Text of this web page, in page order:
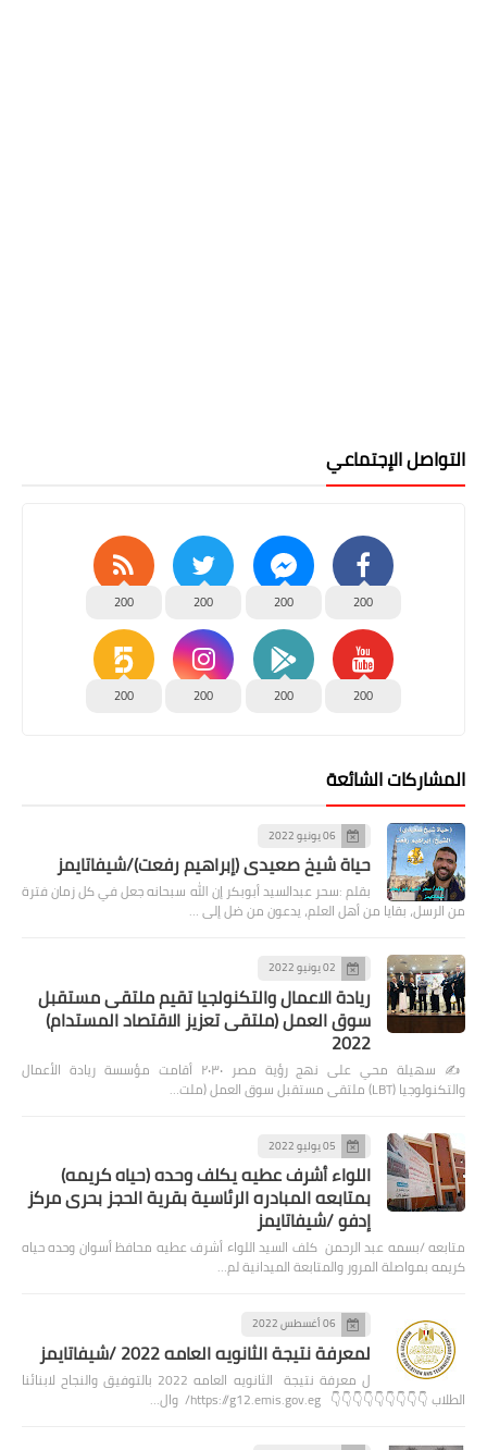
التواصل الإجتماعي
200
200
200
200
200
200
200
200
المشاركات الشائعة
06 يونيو 2022
حياة شيخ صعيدى (إبراهيم رفعت)/شيفاتايمز
بقلم :سحر عبدالسيد أبوبكر إن الله سبحانه جعل في كل زمان فترة
من الرسل، بقايا من أهل العلم، يدعون من ضل إلى …
02 يونيو 2022
ريادة الاعمال والتكنولجيا تقيم ملتقى مستقبل
سوق العمل (ملتقى تعزيز الاقتصاد المستدام)
2022
✍️ سهيلة محي على نهج رؤية مصر ٢٠٣٠ أقامت مؤسسة ريادة الأعمال
والتكنولوجيا (LBT) ملتقى مستقبل سوق العمل (ملت…
05 يوليو 2022
اللواء أشرف عطيه يكلف وحده (حياه كريمه)
بمتابعه المبادره الرئاسية بقرية الحجز بحرى مركز
إدفو /شيفاتايمز
متابعه /بسمه عبد الرحمن كلف السيد اللواء أشرف عطيه محافظ أسوان وحده حياه
كريمه بمواصلة المرور والمتابعة الميدانية لم…
06 أغسطس 2022
لمعرفة نتيجة الثانويه العامه 2022 /شيفاتايمز
ل معرفة نتيجة الثانويه العامه 2022 بالتوفيق والنجاح لابنائنا
الطلاب 👇👇👇👇👇👇👇👇👇 https://g12.emis.gov.eg/ وال…